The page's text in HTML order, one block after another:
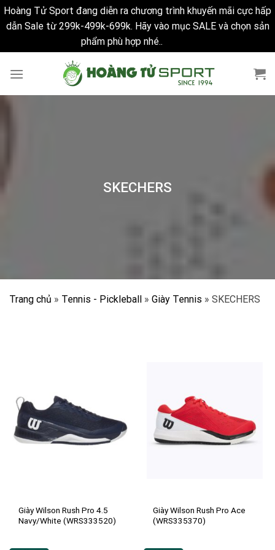
Hoàng Tử Sport đang diễn ra chương trình khuyến mãi cực hấp
dẫn Sale từ 299k-499k-699k. Hãy vào mục SALE và chọn sản
phẩm phù hợp nhé..
SKECHERS
Trang chủ » Tennis - Pickleball » Giày Tennis » SKECHERS
Giày Wilson Rush Pro 4.5
Navy/White (WRS333520)
Giày Wilson Rush Pro Ace
(WRS335370)